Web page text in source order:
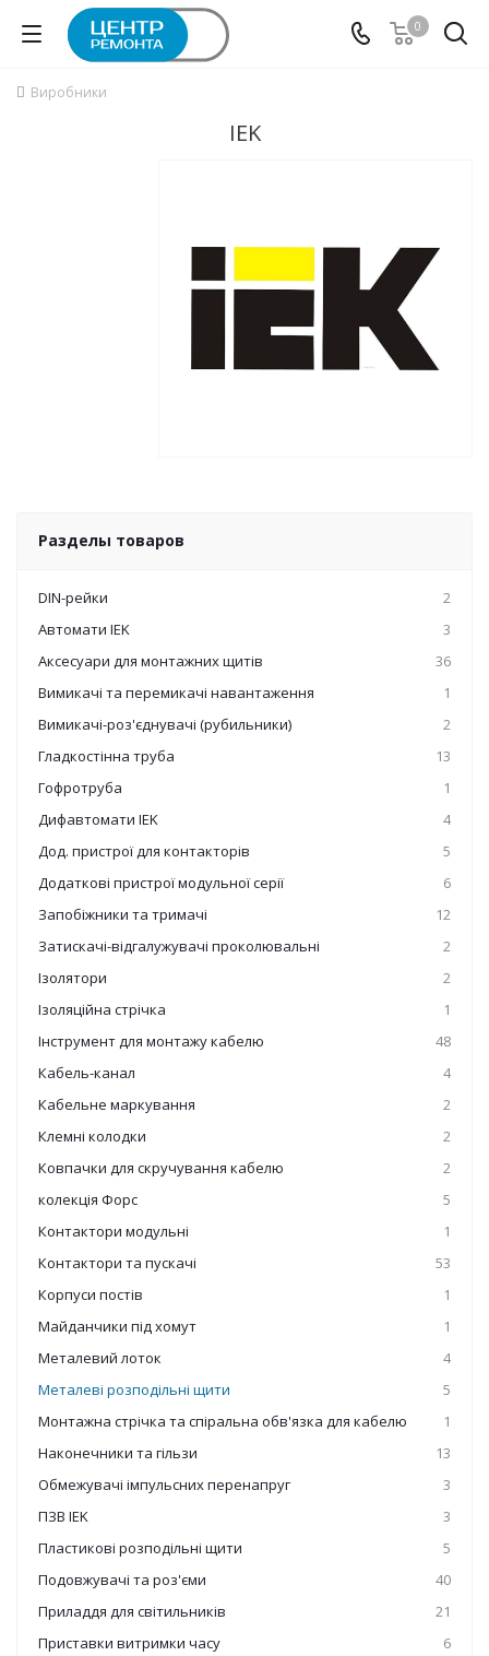
0
Виробники
IEK
Разделы товаров
DIN-рейки
2
Автомати IEK
3
Аксесуари для монтажних щитів
36
Вимикачі та перемикачі навантаження
1
Вимикачі-роз'єднувачі (рубильники)
2
Гладкостінна труба
13
Гофротруба
1
Дифавтомати IEK
4
Дод. пристрої для контакторів
5
Додаткові пристрої модульної серії
6
Запобіжники та тримачі
12
Затискачі-відгалужувачі проколювальні
2
Ізолятори
2
Ізоляційна стрічка
1
Інструмент для монтажу кабелю
48
Кабель-канал
4
Кабельне маркування
2
Клемні колодки
2
Ковпачки для скручування кабелю
2
колекція Форс
5
Контактори модульні
1
Контактори та пускачі
53
Корпуси постів
1
Майданчики під хомут
1
Металевий лоток
4
Металеві розподільні щити
5
Монтажна стрічка та спіральна обв'язка для кабелю
1
Наконечники та гільзи
13
Обмежувачі імпульсних перенапруг
3
ПЗВ IEK
3
Пластикові розподільні щити
5
Подовжувачі та роз'єми
40
Приладдя для світильників
21
Приставки витримки часу
6